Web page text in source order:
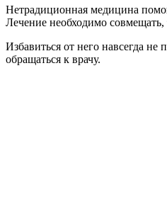
Нетрадиционная медицина
Лечение необходимо совмещать,
Избавиться от него навсегда
обращаться к врачу.